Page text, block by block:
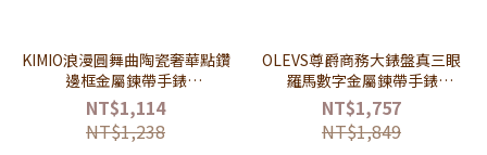
KIMIO浪漫圓舞曲陶瓷奢華點鑽
邊框金屬鍊帶手錶
【WKI6121】-白面白帶
NT$1,114
NT$1,238
OLEVS尊爵商務大錶盤真三眼
羅馬數字金屬鍊帶手錶
【WOL3689】-藍面藍帶
NT$1,757
NT$1,849